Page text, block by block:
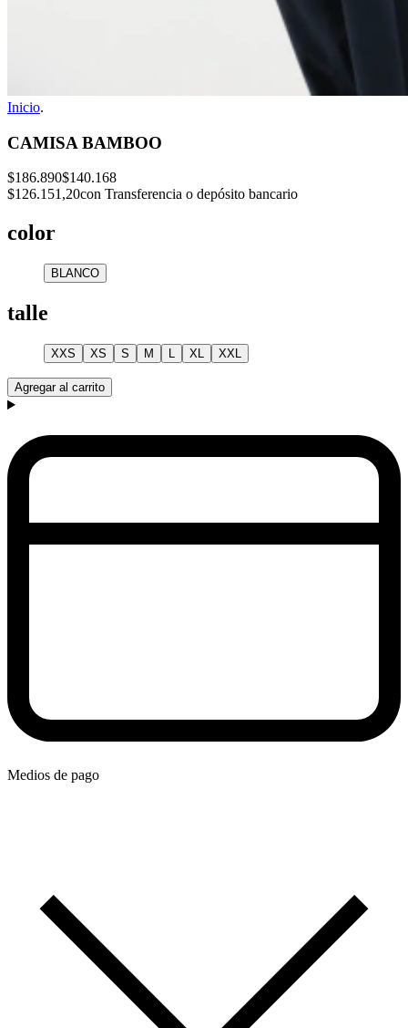
Inicio.
CAMISA BAMBOO
$186.890$140.168
$126.151,20con Transferencia o depósito bancario
color
BLANCO
talle
XXS XS S M L XL XXL
Agregar al carrito
Medios de pago